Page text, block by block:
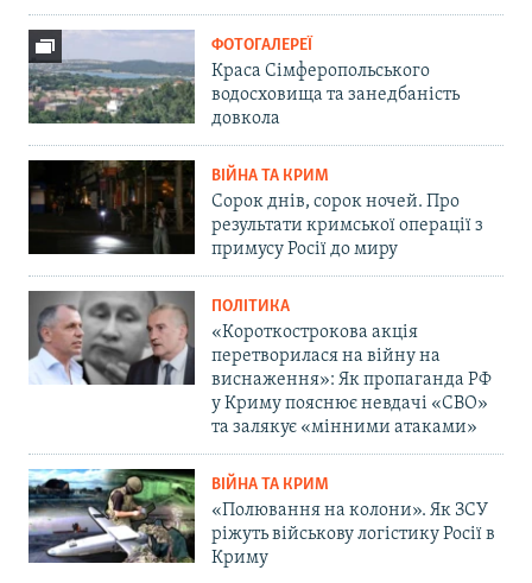
ФОТОГАЛЕРЕЇ
Краса Сімферопольського
водосховища та занедбаність
довкола
ВІЙНА ТА КРИМ
Сорок днів, сорок ночей. Про
результати кримської операції з
примусу Росії до миру
ПОЛІТИКА
«Короткострокова акція
перетворилася на війну на
виснаження»: Як пропаганда РФ
у Криму пояснює невдачі «СВО»
та залякує «мінними атаками»
ВІЙНА ТА КРИМ
«Полювання на колони». Як ЗСУ
ріжуть військову логістику Росії в
Криму